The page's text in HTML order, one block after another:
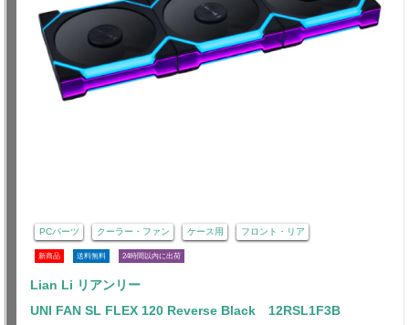
PCパーツ クーラー・ファン ケース用 フロント・リア
新商品 送料無料 24時間以内に出荷
Lian Li リアンリー
UNI FAN SL FLEX 120 Reverse Black 12RSL1F3B